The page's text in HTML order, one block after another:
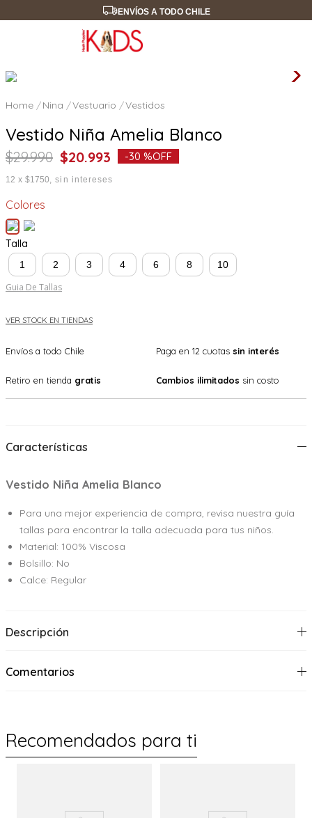
ENVÍOS A TODO CHILE
Nina Vestuario Vestidos
Vestido Niña Amelia Blanco
$29.990 $20.993 -30 %OFF
12 x $1750 sin intereses
Colores
Talla
1 2 3 4 6 8 10
Guia De Tallas
VER STOCK EN TIENDAS
Envíos a todo Chile Paga en 12 cuotas sin interés
Retiro en tienda gratis Cambios ilimitados sin costo
Características
Vestido Niña Amelia Blanco
Para una mejor experiencia de compra, revisa nuestra guía
tallas para encontrar la talla adecuada para tus niños.
Material: 100% Viscosa
Bolsillo: No
Calce: Regular
Descripción
Comentarios
Recomendados para ti